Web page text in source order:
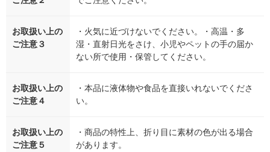
お取扱い上の
ご注意３
・火気に近づけないでください。・高温・多
湿・直射日光をさけ、小児やペットの手の届か
ない所で使用・保管してください。
お取扱い上の
ご注意４
・本品に液体物や食品を直接いれないでくださ
い。
お取扱い上の
ご注意５
・商品の特性上、折り目に素材の色が出る場合
があります。